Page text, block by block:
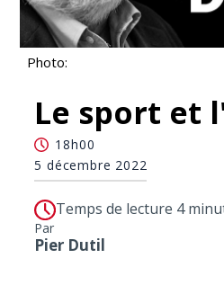
Photo:
Le sport et
18h00
5 décembre 2022
Temps de lecture 4
Par
Pier Dutil